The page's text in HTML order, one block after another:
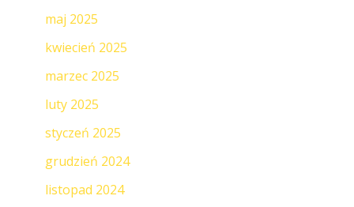
maj 2025
kwiecień 2025
marzec 2025
luty 2025
styczeń 2025
grudzień 2024
listopad 2024